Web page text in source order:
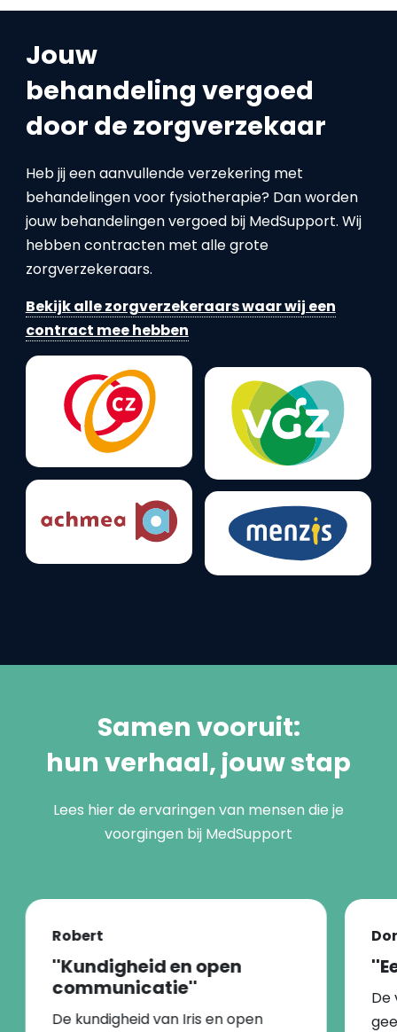
Jouw
behandeling vergoed
door de zorgverzekaar
Heb jij een aanvullende verzekering met
behandelingen voor fysiotherapie? Dan worden
jouw behandelingen vergoed bij MedSupport. Wij
hebben contracten met alle grote
zorgverzekeraars.
Bekijk alle zorgverzekeraars waar wij een
contract mee hebben
Samen vooruit:
hun verhaal, jouw stap
Lees hier de ervaringen van mensen die je
voorgingen bij MedSupport
Robert
''Kundigheid en open
communicatie''
De kundigheid van Iris en open
De